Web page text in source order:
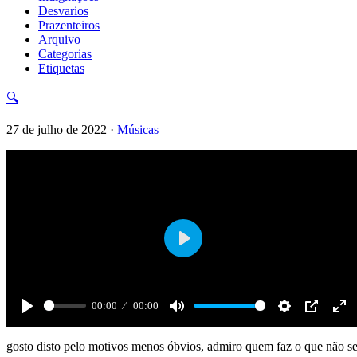
Desvarios
Prazenteiros
Arquivo
Categorias
Etiquetas
🔍
27 de julho de 2022 · Músicas
00:00 00:00
Play
gosto disto pelo motivos menos óbvios, admiro quem faz o que não